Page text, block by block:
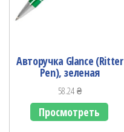
Авторучка Glance (Ritter
Pen), зеленая
58.24₴
Просмотреть